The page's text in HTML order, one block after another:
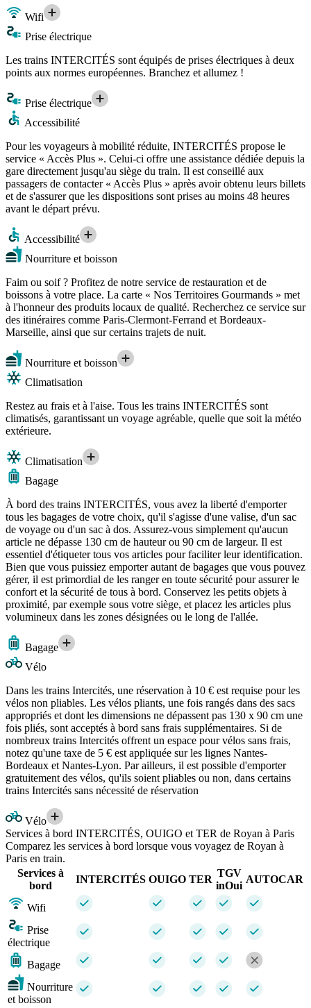
Wifi
Prise électrique
Les trains INTERCITÉS sont équipés de prises électriques à deux
points aux normes européennes. Branchez et allumez !
Prise électrique
Accessibilité
Pour les voyageurs à mobilité réduite, INTERCITÉS propose le
service « Accès Plus ». Celui-ci offre une assistance dédiée depuis la
gare directement jusqu'au siège du train. Il est conseillé aux
passagers de contacter « Accès Plus » après avoir obtenu leurs billets
et de s'assurer que les dispositions sont prises au moins 48 heures
avant le départ prévu.
Accessibilité
Nourriture et boisson
Faim ou soif ? Profitez de notre service de restauration et de
boissons à votre place. La carte « Nos Territoires Gourmands » met
à l'honneur des produits locaux de qualité. Recherchez ce service sur
des itinéraires comme Paris-Clermont-Ferrand et Bordeaux-
Marseille, ainsi que sur certains trajets de nuit.
Nourriture et boisson
Climatisation
Restez au frais et à l'aise. Tous les trains INTERCITÉS sont
climatisés, garantissant un voyage agréable, quelle que soit la météo
extérieure.
Climatisation
Bagage
À bord des trains INTERCITÉS, vous avez la liberté d'emporter
tous les bagages de votre choix, qu'il s'agisse d'une valise, d'un sac
de voyage ou d'un sac à dos. Assurez-vous simplement qu'aucun
article ne dépasse 130 cm de hauteur ou 90 cm de largeur. Il est
essentiel d'étiqueter tous vos articles pour faciliter leur identification.
Bien que vous puissiez emporter autant de bagages que vous pouvez
gérer, il est primordial de les ranger en toute sécurité pour assurer le
confort et la sécurité de tous à bord. Conservez les petits objets à
proximité, par exemple sous votre siège, et placez les articles plus
volumineux dans les zones désignées ou le long de l'allée.
Bagage
Vélo
Dans les trains Intercités, une réservation à 10 € est requise pour les
vélos non pliables. Les vélos pliants, une fois rangés dans des sacs
appropriés et dont les dimensions ne dépassent pas 130 x 90 cm une
fois pliés, sont acceptés à bord sans frais supplémentaires. Si de
nombreux trains Intercités offrent un espace pour vélos sans frais,
notez qu'une taxe de 5 € est appliquée sur les lignes Nantes-
Bordeaux et Nantes-Lyon. Par ailleurs, il est possible d'emporter
gratuitement des vélos, qu'ils soient pliables ou non, dans certains
trains Intercités sans nécessité de réservation
Vélo
Services à bord INTERCITÉS, OUIGO et TER de Royan à Paris
Comparez les services à bord lorsque vous voyagez de Royan à
Paris en train.
Services à
bord
INTERCITÉS OUIGO TER
TGV
inOui
AUTOCAR
Wifi
Prise
électrique
Bagage
Nourriture
et boisson